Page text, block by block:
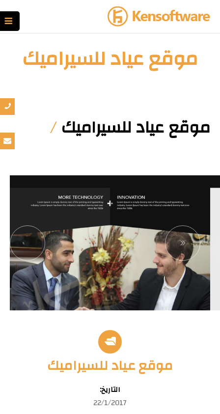
موقع عياد للسيراميك
موقع عياد للسيراميك/
موقع عياد للسيراميك
التاريخ:
22/1/2017